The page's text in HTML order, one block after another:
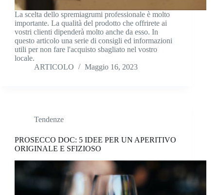
La scelta dello spremiagrumi professionale è molto
importante. La qualità del prodotto che offrirete ai
vostri clienti dipenderà molto anche da esso. In
questo articolo una serie di consigli ed informazioni
utili per non fare l'acquisto sbagliato nel vostro
locale.
ARTICOLO
Maggio 16, 2023
Tendenze
PROSECCO DOC: 5 IDEE PER UN APERITIVO
ORIGINALE E SFIZIOSO